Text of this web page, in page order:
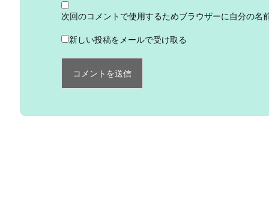
次回のコメントで使用するためブラウザーに自分の名
新しい投稿をメールで受け取る